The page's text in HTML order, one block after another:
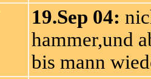
19.Sep 04:
hammer,und
bis mann